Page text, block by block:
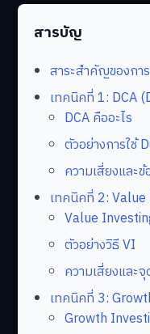
สารบัญ
สาระสำคัญของกา
เทคนิคที่ 1: DCA
DCA คืออะไร
ตัวอย่างการใช้
ความเสี่ยงและ
เทคนิคที่ 2:
Value
ตัวอย่างวิธี VI
ความเสี่ยงและ
เทคนิคที่ 3:
Growth